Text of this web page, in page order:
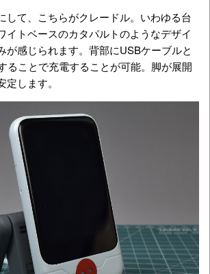
して、こちらがクレードル。いわゆる台
イトベースのカタパルトのようなデザイ
が感じられます。背部にUSBケーブルと
ることで充電することが可能。脚が展開
します。